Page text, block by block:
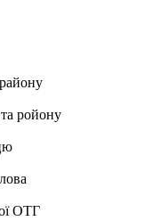
ройону
ОТГ